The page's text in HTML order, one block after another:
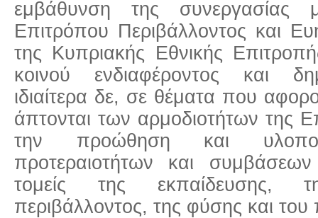
εμβάθυνση της συνεργασίας
Επιτρόπου Περιβάλλοντος και
της Κυπριακής Εθνικής
κοινού ενδιαφέροντος και
ιδιαίτερα δε, σε θέματα που
άπτονται των αρμοδιοτήτων της
την προώθηση και
προτεραιοτήτων και
τομείς της εκπαίδευσης,
περιβάλλοντος, της φύσης και του